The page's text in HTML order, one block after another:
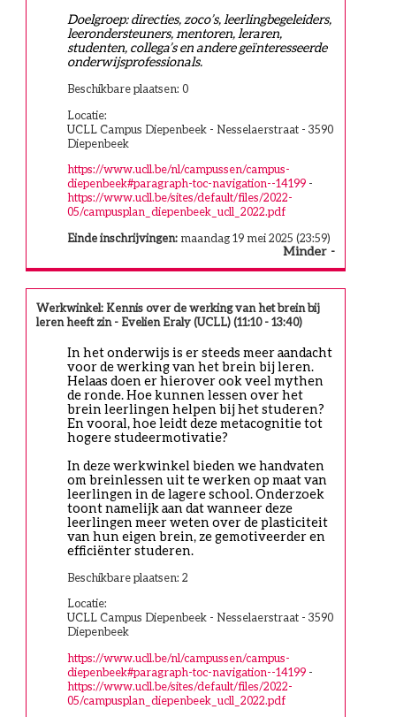
Minder
Doelgroep: directies, zoco’s, leerlingbegeleiders,
leerondersteuners, mentoren, leraren,
studenten, collega’s en andere geïnteresseerde
onderwijsprofessionals.
Beschikbare plaatsen: 0
Locatie:
UCLL Campus Diepenbeek - Nesselaerstraat - 3590
Diepenbeek
https://www.ucll.be/nl/campussen/campus-
diepenbeek#paragraph-toc-navigation--14199-
https://www.ucll.be/sites/default/files/2022-
05/campusplan_diepenbeek_ucll_2022.pdf
Einde inschrijvingen: maandag 19 mei 2025 (23:59)
Werkwinkel: Kennis over de werking van het brein bij
leren heeft zin - Evelien Eraly (UCLL) (11:10 - 13:40)
In het onderwijs is er steeds meer aandacht
voor de werking van het brein bij leren.
Helaas doen er hierover ook veel mythen
de ronde. Hoe kunnen lessen over het
brein leerlingen helpen bij het studeren?
En vooral, hoe leidt deze metacognitie tot
hogere studeermotivatie?
In deze werkwinkel bieden we handvaten
om breinlessen uit te werken op maat van
leerlingen in de lagere school. Onderzoek
toont namelijk aan dat wanneer deze
leerlingen meer weten over de plasticiteit
van hun eigen brein, ze gemotiveerder en
efficiënter studeren.
Beschikbare plaatsen: 2
Locatie:
UCLL Campus Diepenbeek - Nesselaerstraat - 3590
Diepenbeek
https://www.ucll.be/nl/campussen/campus-
diepenbeek#paragraph-toc-navigation--14199-
https://www.ucll.be/sites/default/files/2022-
05/campusplan_diepenbeek_ucll_2022.pdf